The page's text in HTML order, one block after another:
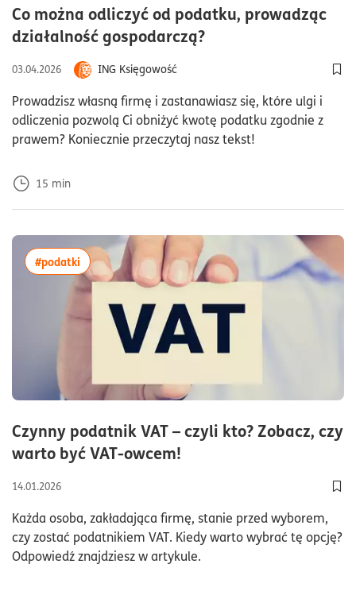
Co można odliczyć od podatku, prowadząc
działalność gospodarczą?czas
03.04.2026
ING Księgowość
Prowadzisz własną firmę i zastanawiasz się, które ulgi i
odliczenia pozwolą Ci obniżyć kwotę podatku zgodnie z
prawem? Koniecznie przeczytaj nasz tekst!
15 min
Czynny podatnik VAT – czyli kto? Zobacz, czy
warto być VAT-owcem!
14.01.2026
Każda osoba, zakładająca firmę, stanie przed wyborem,
czy zostać podatnikiem VAT. Kiedy warto wybrać tę opcję?
Odpowiedź znajdziesz w artykule.
#podatki więcej artykułów z tagiem:#podatki